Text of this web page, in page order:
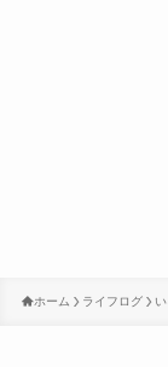
ホーム ライフログ